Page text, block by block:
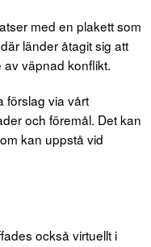
med en plakett som
länder åtagit sig att
väpnad konflikt.
förslag via vårt
och föremål. Det kan
kan uppstå vid
också virtuellt i